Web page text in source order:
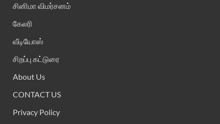
சினிமா விமர்சனம்
கேலரி
வீடியோஸ்
சிறப்பு கட்டுரை
About Us
CONTACT US
Privacy Policy